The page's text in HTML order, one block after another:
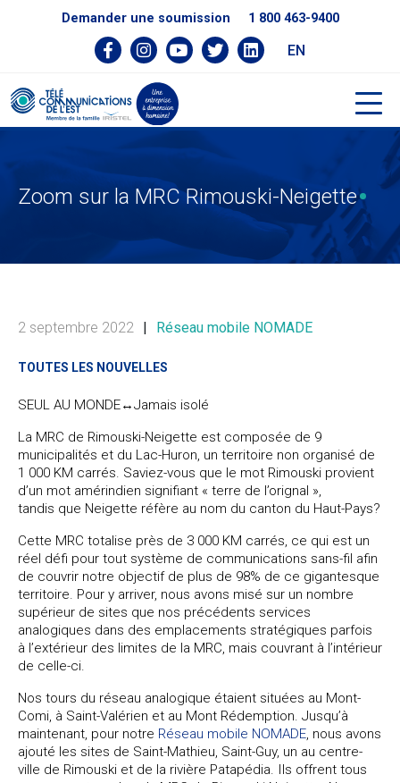
Demander une soumission 1 800 463-9400
EN
Zoom sur la MRC Rimouski-Neigette
2 septembre 2022 | Réseau mobile NOMADE
TOUTES LES NOUVELLES
SEUL AU MONDE↔Jamais isolé
La MRC de Rimouski-Neigette est composée de 9
municipalités et du Lac-Huron, un territoire non organisé de
1 000 KM carrés. Saviez-vous que le mot Rimouski provient
d’un mot amérindien signifiant « terre de l’orignal »,
tandis que Neigette réfère au nom du canton du Haut-Pays?
Cette MRC totalise près de 3 000 KM carrés, ce qui est un
réel défi pour tout système de communications sans-fil afin
de couvrir notre objectif de plus de 98% de ce gigantesque
territoire. Pour y arriver, nous avons misé sur un nombre
supérieur de sites que nos précédents services
analogiques dans des emplacements stratégiques parfois
à l’extérieur des limites de la MRC, mais couvrant à l’intérieur
de celle-ci.
Nos tours du réseau analogique étaient situées au Mont-
Comi, à Saint-Valérien et au Mont Rédemption. Jusqu’à
maintenant, pour notre Réseau mobile NOMADE , nous avons
ajouté les sites de Saint-Mathieu, Saint-Guy, un au centre-
ville de Rimouski et de la rivière Patapédia. Ils offrent tous